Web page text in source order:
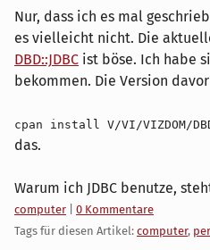
Nur, dass ich es mal
es vielleicht nicht. Die
DBD::JDBC ist böse. Ich habe
bekommen. Die Version
cpan install V/VI/VIZDOM/
das.
Warum ich JDBC benutze,
Kategorien:
computer
0 Kommentare
Tags für diesen Artikel: computer,